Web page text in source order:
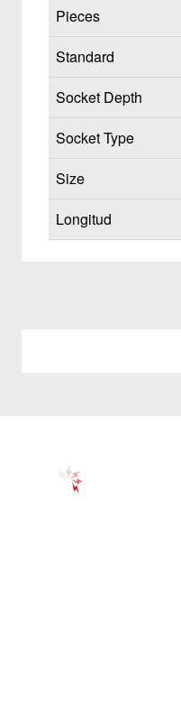
Pieces
Standard
Socket Depth
Socket Type
Size
Longitud